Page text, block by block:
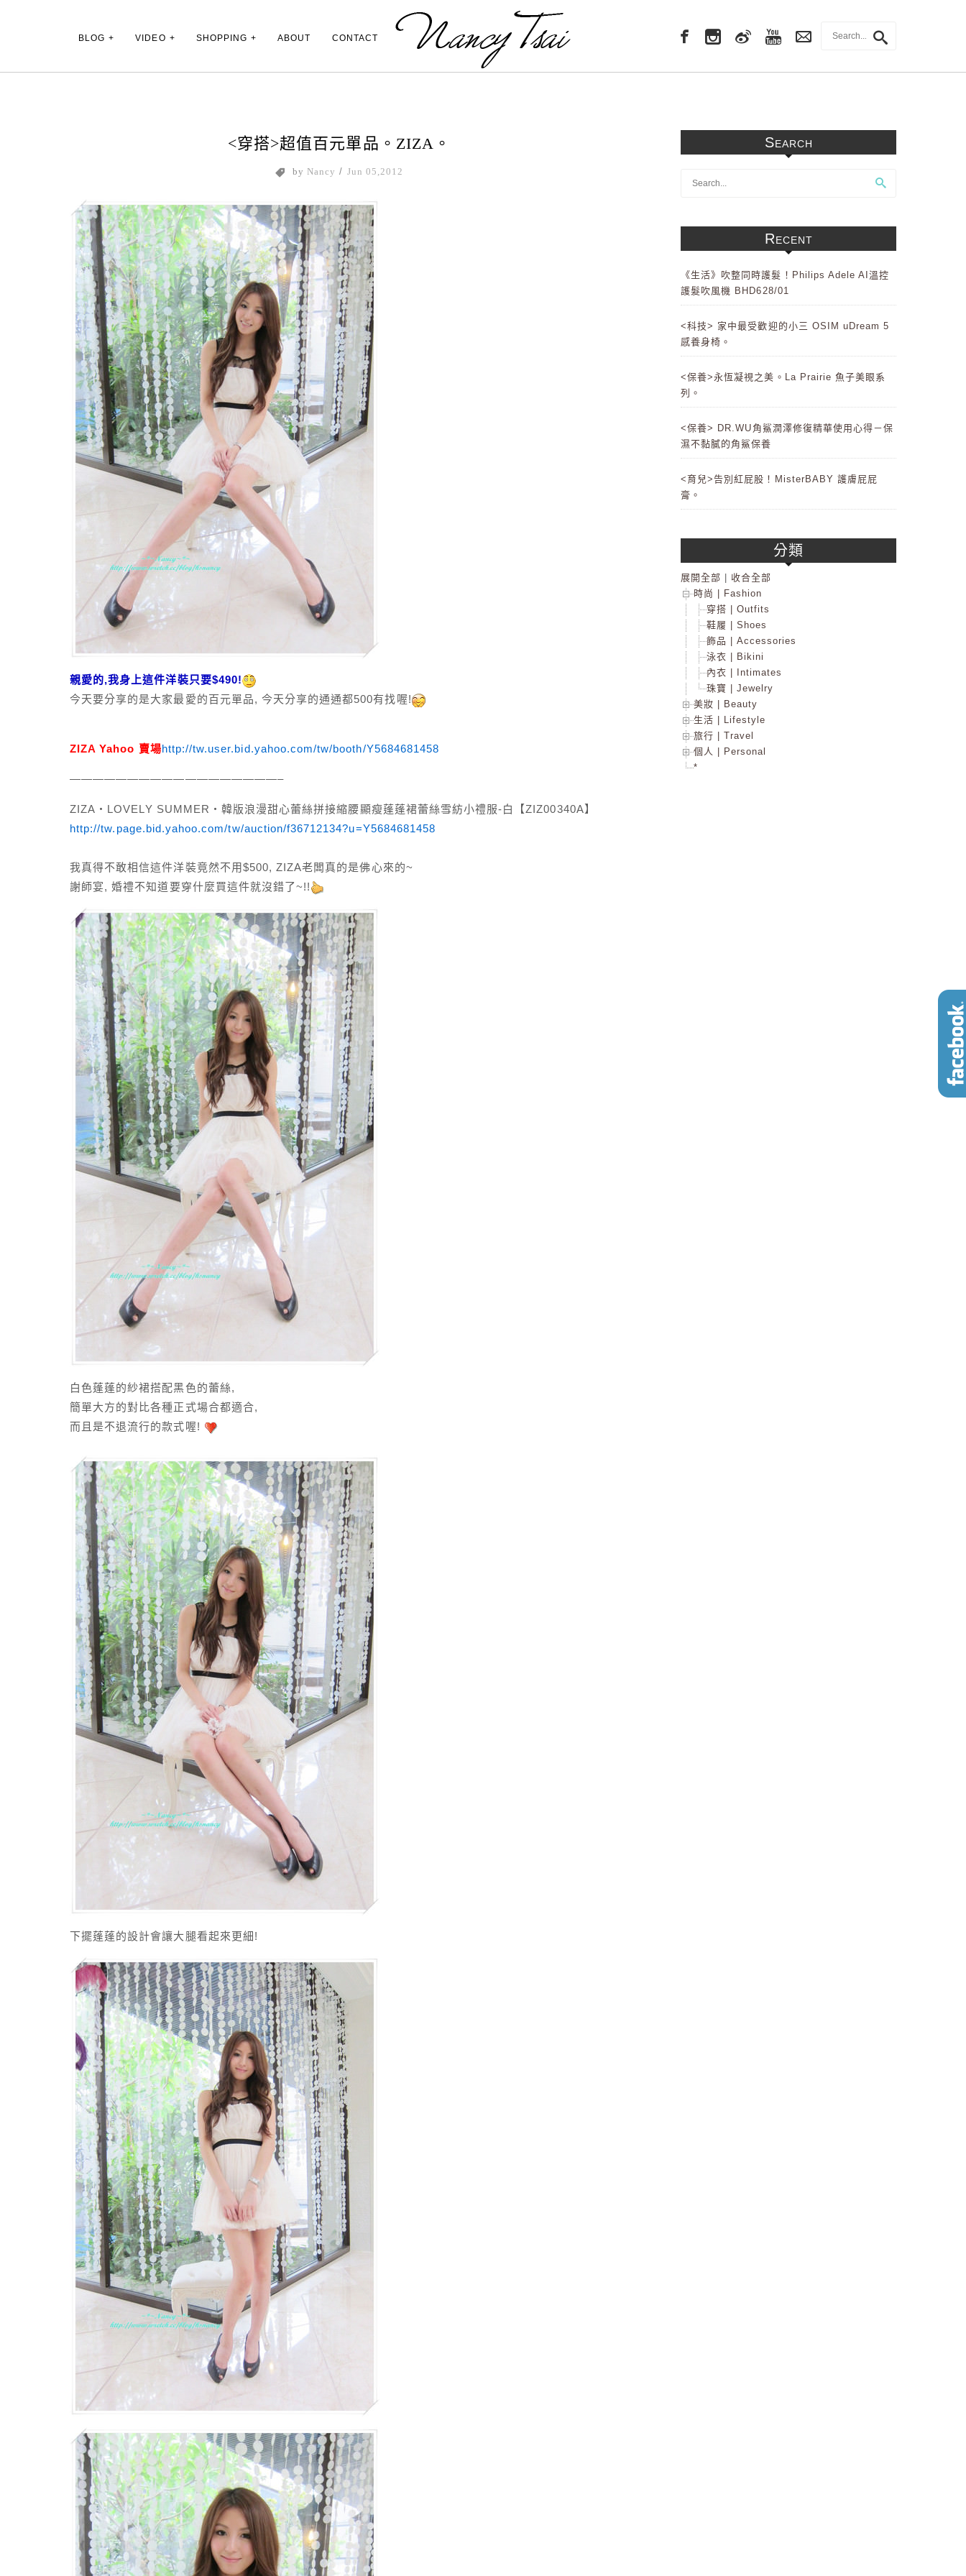
Main Menu
BLOG VIDEO SHOPPING ABOUT CONTACT
<穿搭>超值百元單品。ZIZA。
by Nancy / Jun 05,2012
親愛的,我身上這件洋裝只要$490!
今天要分享的是大家最愛的百元單品, 今天分享的通通都500有找喔!
ZIZA Yahoo 賣場http://tw.user.bid.yahoo.com/tw/booth/Y5684681458
——————————————————–
ZIZA‧LOVELY SUMMER‧韓版浪漫甜心蕾絲拼接縮腰顯瘦蓬蓬裙蕾絲雪紡小禮服-白【ZIZ00340A】
http://tw.page.bid.yahoo.com/tw/auction/f36712134?u=Y5684681458
我真得不敢相信這件洋裝竟然不用$500, ZIZA老闆真的是佛心來的~
謝師宴, 婚禮不知道要穿什麼買這件就沒錯了~!!
白色蓬蓬的紗裙搭配黑色的蕾絲,
簡單大方的對比各種正式場合都適合,
而且是不退流行的款式喔!
下擺蓬蓬的設計會讓大腿看起來更細!
Search
Recent
《生活》吹整同時護髮！Philips Adele AI溫控
護髮吹風機 BHD628/01
<科技> 家中最受歡迎的小三 OSIM uDream 5
感養身椅。
<保養>永恆凝視之美。La Prairie 魚子美眼系
列。
<保養> DR.WU角鯊潤澤修復精華使用心得－保
濕不黏膩的角鯊保養
<育兒>告別紅屁股！MisterBABY 護膚屁屁
膏。
分類
展開全部
收合全部
時尚 | Fashion
穿搭 | Outfits
鞋履 | Shoes
飾品 | Accessories
泳衣 | Bikini
內衣 | Intimates
珠寶 | Jewelry
美妝 | Beauty
生活 | Lifestyle
旅行 | Travel
個人 | Personal
*